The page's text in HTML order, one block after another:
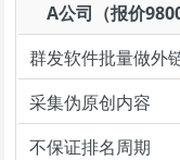
A公司（报价9800
群发软件批量做外
采集伪原创内容
不保证排名周期